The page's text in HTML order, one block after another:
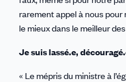
rarement appel à nous
le mieux dans le meilleur
Je suis lassé.e,
« Le mépris du ministre à